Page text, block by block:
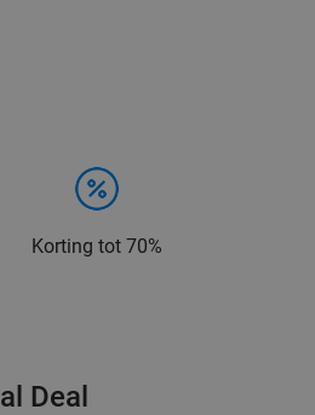
Korting tot 70%
Deal